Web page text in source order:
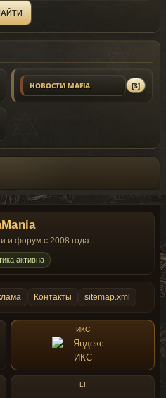
НОВОСТИ MAFIA [3]
и форум с 2008 года
активна
Контакты sitemap.xml
ИКС
LI